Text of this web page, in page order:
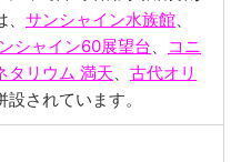
サンシャイン水族館
シャイン60展望台
コニ
タリウム 満天
古代オリ
設されています。